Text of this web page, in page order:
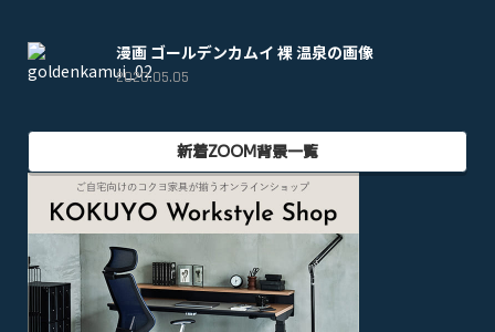
漫画 ゴールデンカムイ 裸 温泉の画像
2020.05.05
新着ZOOM背景一覧